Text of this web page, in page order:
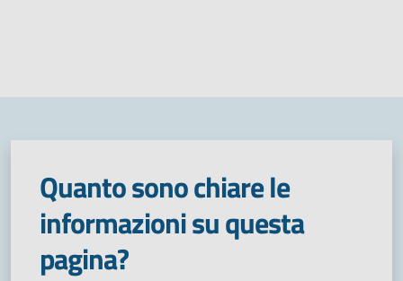
Quanto sono chiare le
informazioni su questa
pagina?